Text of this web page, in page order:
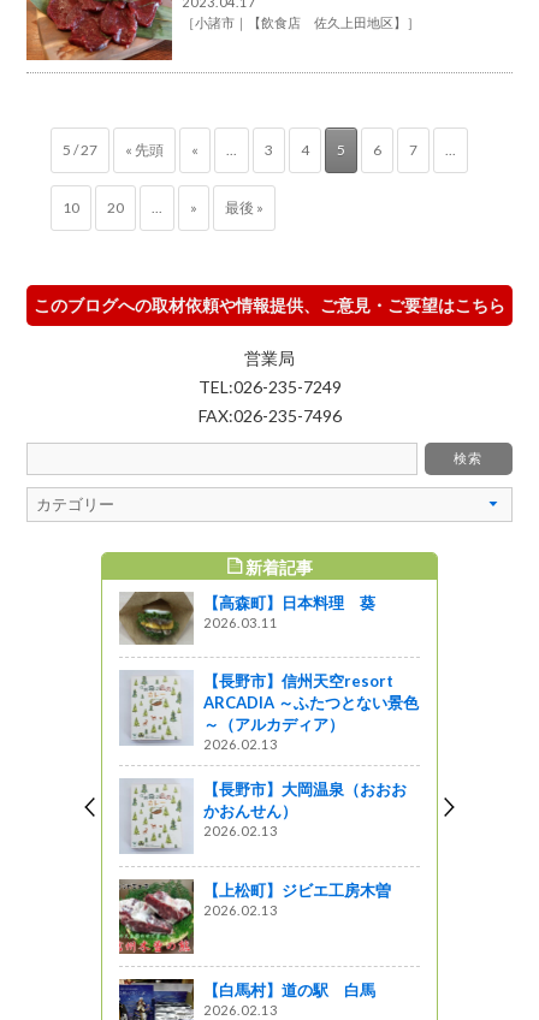
［小諸市 【飲食店 佐久上田地区】 ］
5 / 27 « 先頭 « 3 4 5 6 7
10 20 » 最後 »
このブログへの取材依頼や情報提供、ご意見・ご要望はこちら
営業局
TEL:026-235-7249
FAX:026-235-7496
新着記事
【高森町】日本料理 葵
2026.03.11
【長野市】信州天空resort
ARCADIA ～ふたつとない景色
～（アルカディア）
2026.02.13
【長野市】大岡温泉（おおお
かおんせん）
2026.02.13
【上松町】ジビエ工房木曽
2026.02.13
【白馬村】道の駅 白馬
2026.02.13